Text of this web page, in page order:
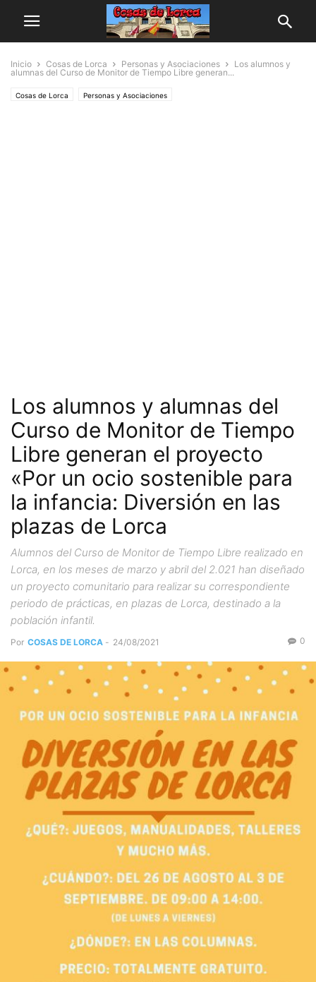
Inicio Cosas de Lorca Personas y Asociaciones
Los alumnos y
alumnas del Curso de Monitor de Tiempo Libre generan...
Cosas de Lorca Personas y Asociaciones
Los alumnos y alumnas del
Curso de Monitor de Tiempo
Libre generan el proyecto
«Por un ocio sostenible para
la infancia: Diversión en las
plazas de Lorca
Alumnos del Curso de Monitor de Tiempo Libre realizado en
Lorca, en los meses de marzo y abril del 2.021 han diseñado
un proyecto comunitario para realizar su correspondiente
periodo de prácticas, en plazas de Lorca, destinado a la
población infantil.
Por COSAS DE LORCA - 24/08/2021 0